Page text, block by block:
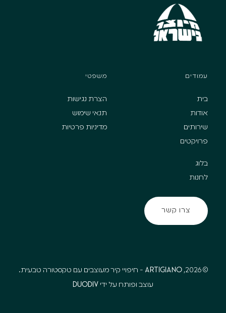
עמודים
בית
אודות
שירותים
פרויקטים
בלוג
לחנות
משפטי
הצרת נגישות
תנאי שימוש
מדיניות פרטיות
צרו קשר
© 2026,
Artigiano - חיפויי קיר מעוצבים עם טקסטורה טבעית.
עוצב ופותח על ידי DuoDiv